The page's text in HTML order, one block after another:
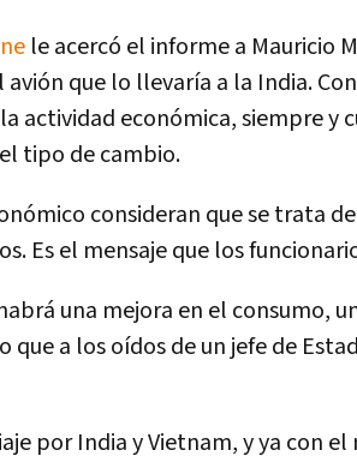
le acercó el informe a Mauricio
avión que lo llevaría a la India.
actividad económica, siempre y
tipo de cambio.
consideran que se trata
Es el mensaje que los
una mejora en el consumo,
que a los oídos de un jefe de
por India y Vietnam, y ya con